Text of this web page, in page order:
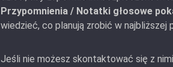
Przypomnienia / Notatki głosowe
wiedzieć, co planują zrobić w najbliższej
Jeśli nie możesz skontaktować się z